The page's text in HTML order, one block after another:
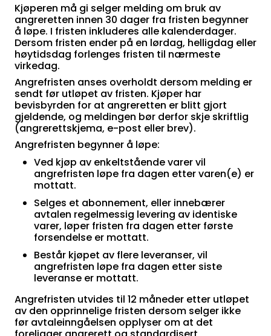
Kjøperen må gi selger melding om bruk av
angreretten innen 30 dager fra fristen begynner
å løpe. I fristen inkluderes alle kalenderdager.
Dersom fristen ender på en lørdag, helligdag eller
høytidsdag forlenges fristen til nærmeste
virkedag.
Angrefristen anses overholdt dersom melding er
sendt før utløpet av fristen. Kjøper har
bevisbyrden for at angreretten er blitt gjort
gjeldende, og meldingen bør derfor skje skriftlig
(angrerettskjema, e-post eller brev).
Angrefristen begynner å løpe:
Ved kjøp av enkeltstående varer vil
angrefristen løpe fra dagen etter varen(e) er
mottatt.
Selges et abonnement, eller innebærer
avtalen regelmessig levering av identiske
varer, løper fristen fra dagen etter første
forsendelse er mottatt.
Består kjøpet av flere leveranser, vil
angrefristen løpe fra dagen etter siste
leveranse er mottatt.
Angrefristen utvides til 12 måneder etter utløpet
av den opprinnelige fristen dersom selger ikke
før avtaleinngåelsen opplyser om at det